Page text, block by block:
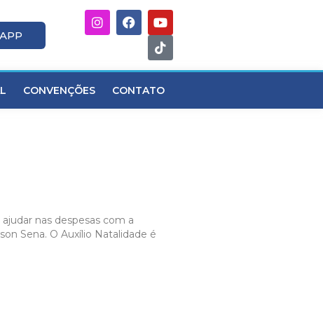
CONVENÇÕES CONTATO
nas despesas com a
Sena. O Auxílio Natalidade é